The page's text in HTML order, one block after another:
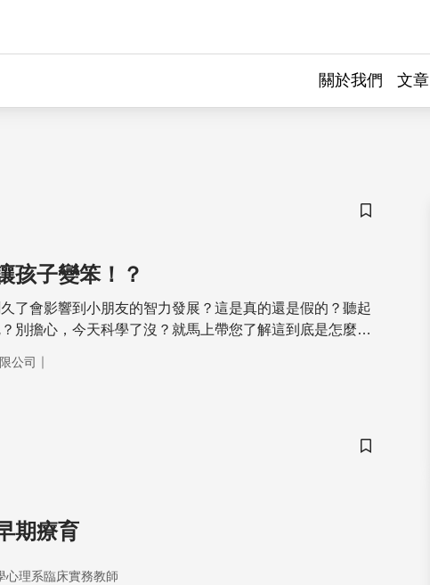
關於我們 文章
儲存書籤
孩子變笨！？
了會影響到小朋友的智力發展？這是真的還是假的？聽起
別擔心，今天科學了沒？就馬上帶您了解這到底是怎麼個
公司 ｜
儲存書籤
期療育
心理系臨床實務教師